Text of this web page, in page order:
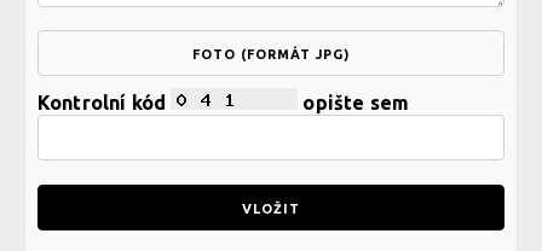
FOTO (FORMÁT JPG)
Kontrolní kód opište sem